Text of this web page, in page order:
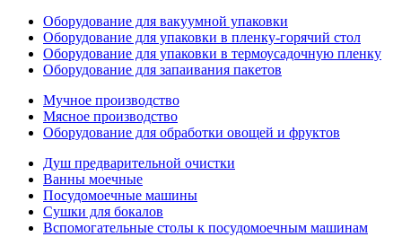
Оборудование для вакуумной упаковки
Оборудование для упаковки в пленку-горячий стол
Оборудование для упаковки в термоусадочную пленку
Оборудование для запаивания пакетов
Мучное производство
Мясное производство
Оборудование для обработки овощей и фруктов
Душ предварительной очистки
Ванны моечные
Посудомоечные машины
Сушки для бокалов
Вспомогательные столы к посудомоечным машинам